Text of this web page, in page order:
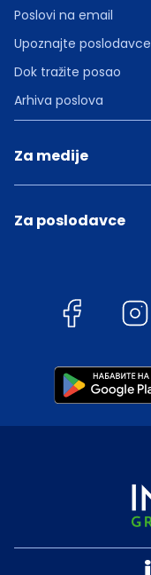
Poslovi na email
Upoznajte poslodavce
Dok tražite posao
Arhiva poslova
Za medije
Za poslodavce